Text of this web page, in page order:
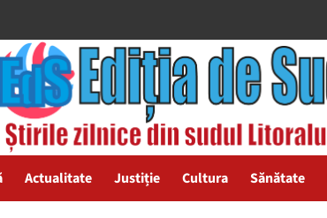
Actualitate Justiție Cultura Sănătate